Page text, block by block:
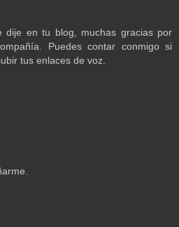
dije en tu blog, muchas gracias por
Puedes contar conmigo si
tus enlaces de voz.